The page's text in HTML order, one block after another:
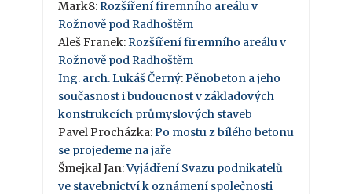
Mark8: Rozšíření firemního areálu v
Rožnově pod Radhoštěm
Aleš Franek: Rozšíření firemního areálu v
Rožnově pod Radhoštěm
Ing. arch. Lukáš Černý: Pěnobeton a jeho
současnost i budoucnost v základových
konstrukcích průmyslových staveb
Pavel Procházka: Po mostu z bílého betonu
se projedeme na jaře
Šmejkal Jan:Vyjádření Svazu podnikatelů
ve stavebnictví k oznámení společnosti